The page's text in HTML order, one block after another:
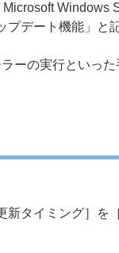
Windows
デート機能」と
の実行といっ
イミング］を